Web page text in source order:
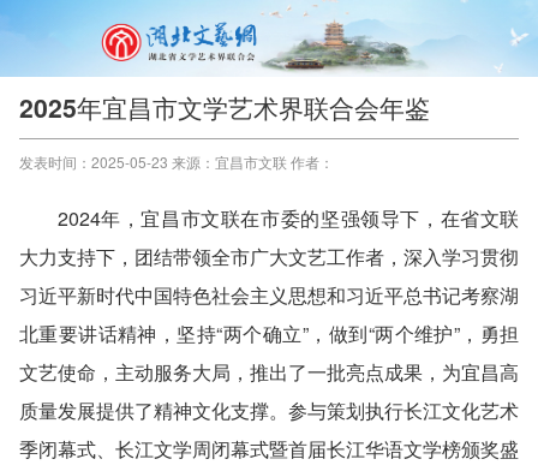
2025年宜昌市文学艺术界联合会年鉴
发表时间：2025-05-23 来源：宜昌市文联 作者：
2024年，宜昌市文联在市委的坚强领导下，在省文联
大力支持下，团结带领全市广大文艺工作者，深入学习贯彻
习近平新时代中国特色社会主义思想和习近平总书记考察湖
北重要讲话精神，坚持“两个确立”，做到“两个维护”，勇担
文艺使命，主动服务大局，推出了一批亮点成果，为宜昌高
质量发展提供了精神文化支撑。参与策划执行长江文化艺术
季闭幕式、长江文学周闭幕式暨首届长江华语文学榜颁奖盛